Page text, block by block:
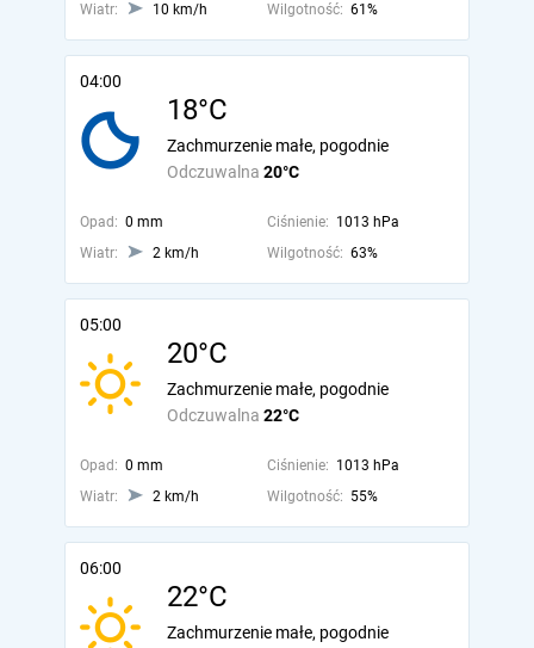
Wiatr:
10 km/h Wilgotność: 61%
04:00
18°C
Odczuwalna 20°C
Zachmurzenie małe, pogodnie
Opad: 0 mm Ciśnienie: 1013 hPa
Wiatr:
2 km/h Wilgotność: 63%
05:00
20°C
Odczuwalna 22°C
Zachmurzenie małe, pogodnie
Opad: 0 mm Ciśnienie: 1013 hPa
Wiatr:
2 km/h Wilgotność: 55%
06:00
22°C
Zachmurzenie małe, pogodnie